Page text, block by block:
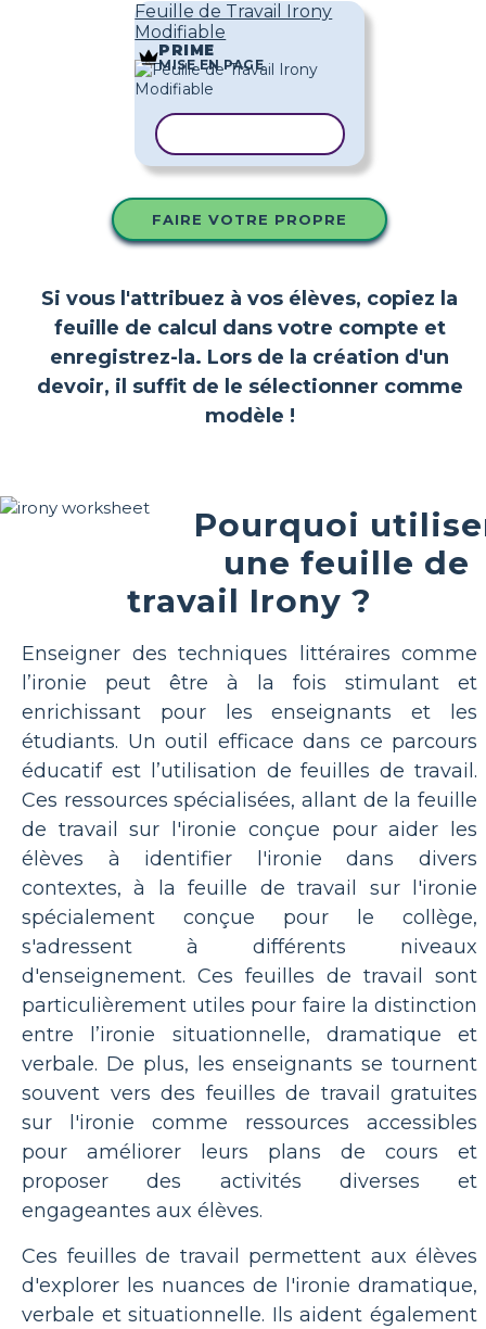
Feuille de Travail Irony
Modifiable
PRIME
MISE EN PAGE
FAIRE VOTRE PROPRE
Si vous l'attribuez à vos élèves, copiez la
feuille de calcul dans votre compte et
enregistrez-la. Lors de la création d'un
devoir, il suffit de le sélectionner comme
modèle !
Pourquoi
une feuille de
travail Irony ?
Enseigner des techniques littéraires comme
l’ironie peut être à la fois stimulant et
enrichissant pour les enseignants et les
étudiants. Un outil efficace dans ce parcours
éducatif est l’utilisation de feuilles de travail.
Ces ressources spécialisées, allant de la feuille
de travail sur l'ironie conçue pour aider les
élèves à identifier l'ironie dans divers
contextes, à la feuille de travail sur l'ironie
spécialement conçue pour le collège,
s'adressent à différents niveaux
d'enseignement. Ces feuilles de travail sont
particulièrement utiles pour faire la distinction
entre l’ironie situationnelle, dramatique et
verbale. De plus, les enseignants se tournent
souvent vers des feuilles de travail gratuites
sur l'ironie comme ressources accessibles
pour améliorer leurs plans de cours et
proposer des activités diverses et
engageantes aux élèves.
Ces feuilles de travail permettent aux élèves
d'explorer les nuances de l'ironie dramatique,
verbale et situationnelle. Ils aident également